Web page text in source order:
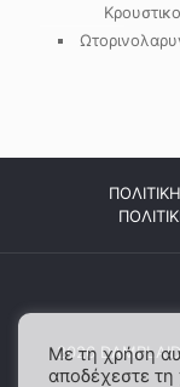
2026
Με τη χρήση
αποδέχεστε